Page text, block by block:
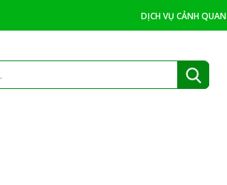
DỊCH VỤ CẢNH QUAN